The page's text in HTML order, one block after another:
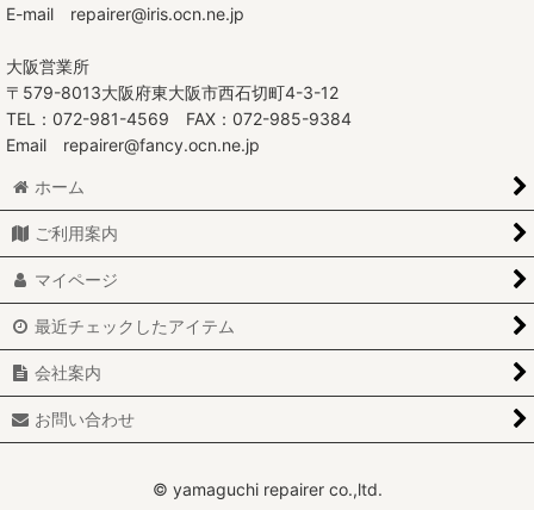
E-mail repairer@iris.ocn.ne.jp
大阪営業所
〒579-8013大阪府東大阪市西石切町4-3-12
TEL：072-981-4569 FAX：072-985-9384
Email repairer@fancy.ocn.ne.jp
ホーム
ご利用案内
マイページ
最近チェックしたアイテム
会社案内
お問い合わせ
© yamaguchi repairer co.,ltd.